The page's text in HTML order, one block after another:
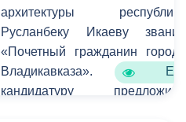
города.
архитектуры республики
Русланбеку Икаеву звание
«Почетный гражданин города
Владикавказа». Его
кандидатуру предложила